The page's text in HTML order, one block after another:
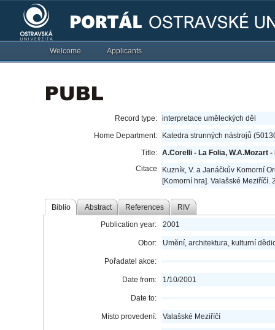
Welcome Applicants
Record type: interpretace uměleckých děl
Home Department:
Katedra strunných nástrojů
Title: A.Corelli - La Folia, W.A.Mozart
Citace
Kuzník, V. a Janáčkův Komorní
[Komorní hra]. Valašské Meziříčí.
Biblio Abstract References RIV
Publication year: 2001
Obor: Umění, architektura, kulturní
Pořadatel akce:
Date from: 1/10/2001
Date to:
Místo provedení: Valašské Meziříčí